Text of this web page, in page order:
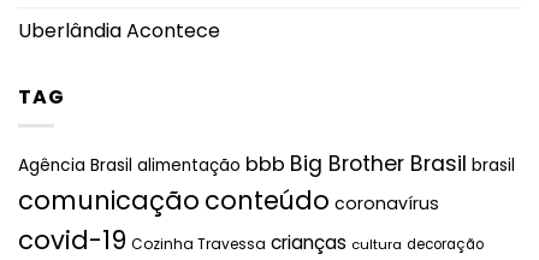
Uberlândia Acontece
TAG
Agência Brasil alimentação bbb Big Brother Brasil brasil
comunicação conteúdo coronavírus
covid-19 Cozinha Travessa crianças cultura decoração